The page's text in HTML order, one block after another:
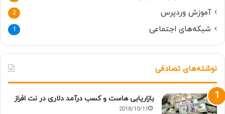
آموزش وردپرس 2
شبکه‌های اجتماعی 1
نوشته‌های تصادفی
بازاریابی هاست و کسب درآمد دلاری در نت افراز
2018/10/11